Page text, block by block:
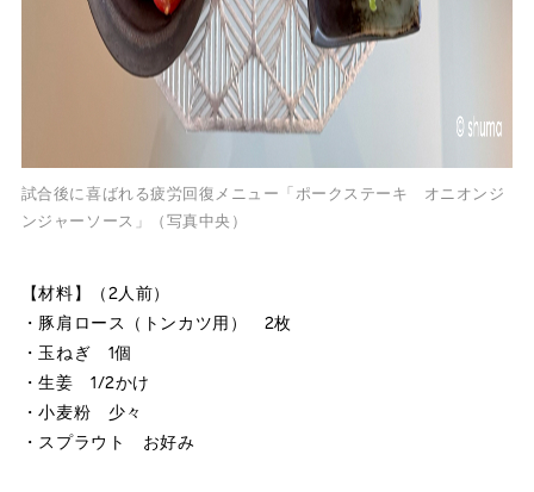
試合後に喜ばれる疲労回復メニュー「ポークステーキ オニオンジ
ンジャーソース」（写真中央）
【材料】（2人前）
・豚肩ロース（トンカツ用） 2枚
・玉ねぎ 1個
・生姜 1/2かけ
・小麦粉 少々
・スプラウト お好み